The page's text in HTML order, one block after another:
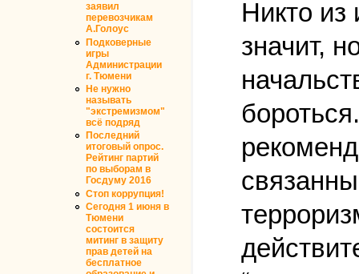
заявил
перевозчикам
А.Голоус
Подковерные
игры
Администрации
г. Тюмени
Не нужно
называть
"экстремизмом"
всё подряд
Последний
итоговый опрос.
Рейтинг партий
по выборам в
Госдуму 2016
Стоп коррупция!
Сегодня 1 июня в
Тюмени
состоится
митинг в защиту
прав детей на
бесплатное
Никто из
значит,